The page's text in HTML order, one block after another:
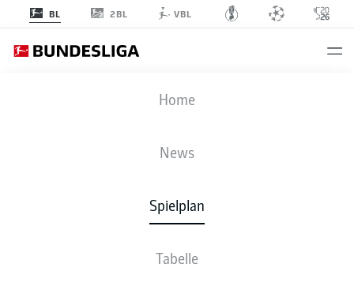
BL 2BL VBL
Home
News
Spielplan
Tabelle
HSV
AUFSTELLUNGEN